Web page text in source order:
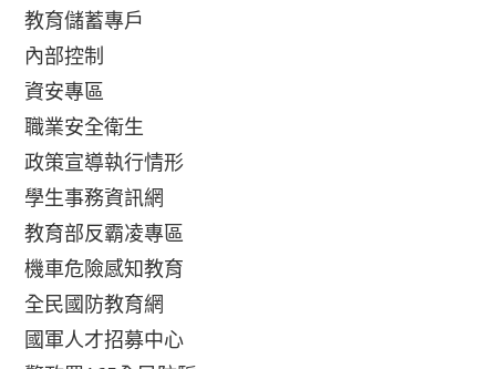
教育儲蓄專戶
內部控制
資安專區
職業安全衛生
政策宣導執行情形
學生事務資訊網
教育部反霸凌專區
機車危險感知教育
全民國防教育網
國軍人才招募中心